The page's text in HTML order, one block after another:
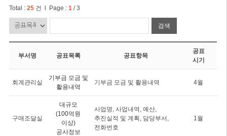
Total : 25건 l Page : 1/ 3
검색
부서명 공표목록 공표항목
공표
시기
회계관리실
기부금 모금 및
활용내역
기부금 모금 및 활용내역 4월
구매조달실
대규모
(100억원
이상)
공사정보
사업명, 사업내역, 예산,
추진실적 및 계획, 담당부서,
전화번호
1월